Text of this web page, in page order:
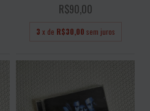
R$90,00
3 x de R$30,00 sem juros